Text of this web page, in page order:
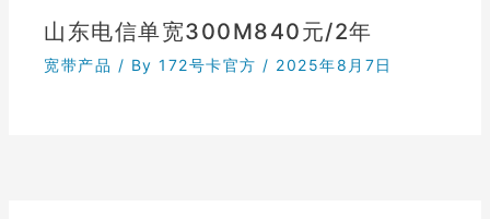
山东电信单宽300M840元/2年
宽带产品 / By172号卡官方 / 2025年8月7日